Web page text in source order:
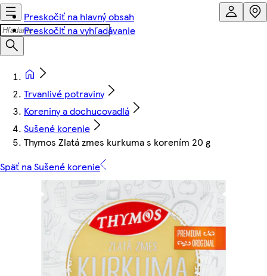
Preskočiť na hlavný obsah
Preskočiť na vyhľadávanie
Trvanlivé potraviny
Koreniny a dochucovadlá
Sušené korenie
Thymos Zlatá zmes kurkuma s korením 20 g
Späť na Sušené korenie